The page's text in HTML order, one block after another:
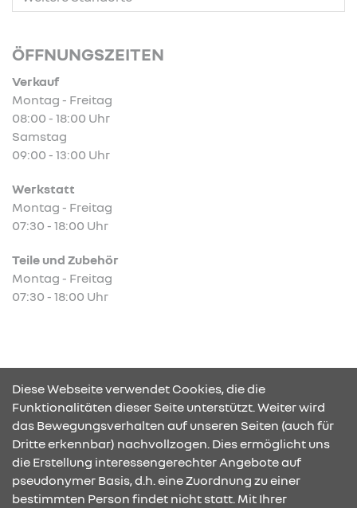
ÖFFNUNGSZEITEN
Verkauf
Montag - Freitag
08:00 - 18:00 Uhr
Samstag
09:00 - 13:00 Uhr
Werkstatt
Montag - Freitag
07:30 - 18:00 Uhr
Teile und Zubehör
Montag - Freitag
07:30 - 18:00 Uhr
Abb. zeigt Sonderausstattung.
KONTAKT & ANFAHRT
Diese Webseite verwendet Cookies, die die
Funktionalitäten dieser Seite unterstützt. Weiter wird
das Bewegungsverhalten auf unseren Seiten (auch für
Dritte erkennbar) nachvollzogen. Dies ermöglicht uns
die Erstellung interessengerechter Angebote auf
pseudonymer Basis, d.h. eine Zuordnung zu einer
bestimmten Person findet nicht statt. Mit Ihrer